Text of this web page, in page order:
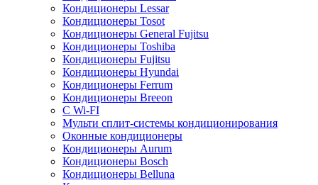
Кондиционеры Lessar
Кондиционеры Tosot
Кондиционеры General Fujitsu
Кондиционеры Toshiba
Кондиционеры Fujitsu
Кондиционеры Hyundai
Кондиционеры Ferrum
Кондиционеры Breeon
С Wi-FI
Мульти сплит-системы кондиционирования
Оконные кондиционеры
Кондиционеры Aurum
Кондиционеры Bosch
Кондиционеры Belluna